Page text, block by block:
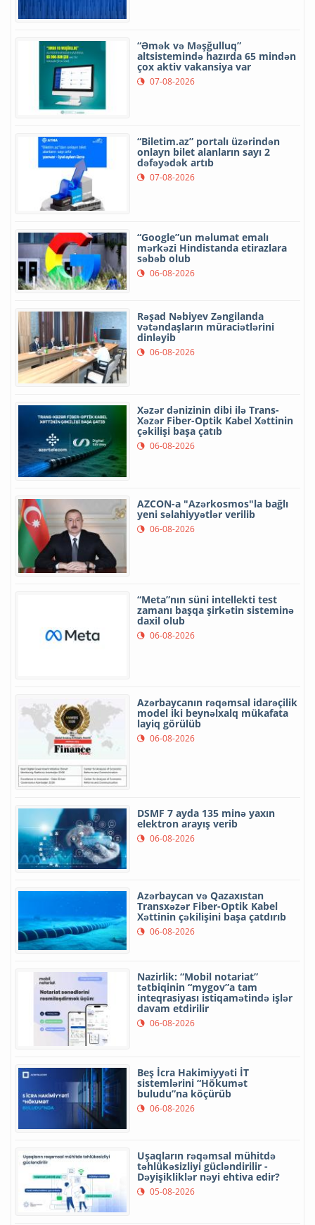
“Əmək və Məşğulluq”
altsistemində hazırda 65 mindən
çox aktiv vakansiya var
07-08-2026
“Biletim.az” portalı üzərindən
onlayn bilet alanların sayı 2
dəfəyədək artıb
07-08-2026
“Google”un məlumat emalı
mərkəzi Hindistanda etirazlara
səbəb olub
06-08-2026
Rəşad Nəbiyev Zəngilanda
vətəndaşların müraciətlərini
dinləyib
06-08-2026
Xəzər dənizinin dibi ilə Trans-
Xəzər Fiber-Optik Kabel Xəttinin
çəkilişi başa çatıb
06-08-2026
AZCON-a "Azərkosmos"la bağlı
yeni səlahiyyətlər verilib
06-08-2026
“Meta”nın süni intellekti test
zamanı başqa şirkətin sisteminə
daxil olub
06-08-2026
Azərbaycanın rəqəmsal idarəçilik
model iki beynəlxalq mükafata
layiq görülüb
06-08-2026
DSMF 7 ayda 135 minə yaxın
elektron arayış verib
06-08-2026
Azərbaycan və Qazaxıstan
Transxəzər Fiber-Optik Kabel
Xəttinin çəkilişini başa çatdırıb
06-08-2026
Nazirlik: “Mobil notariat”
tətbiqinin “mygov”a tam
inteqrasiyası istiqamətində işlər
davam etdirilir
06-08-2026
Beş İcra Hakimiyyəti İT
sistemlərini “Hökumət
buludu”na köçürüb
06-08-2026
Uşaqların rəqəmsal mühitdə
təhlükəsizliyi gücləndirilir -
Dəyişikliklər nəyi ehtiva edir?
05-08-2026